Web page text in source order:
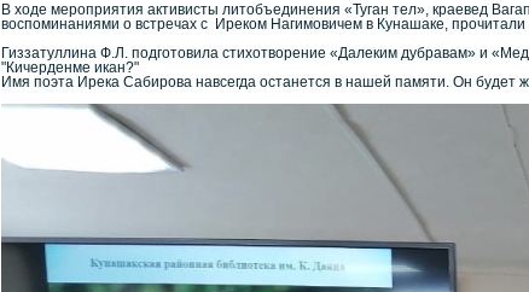
В ходе мероприятия активисты литобъединения «Туган тел», краевед
воспоминаниями о встречах с Иреком Нагимовичем в Кунашаке,
Гиззатуллина Ф.Л. подготовила стихотворение «Далеким дубравам» и
"Кичерденме икан?"
Имя поэта Ирека Сабирова навсегда останется в нашей памяти. Он будет